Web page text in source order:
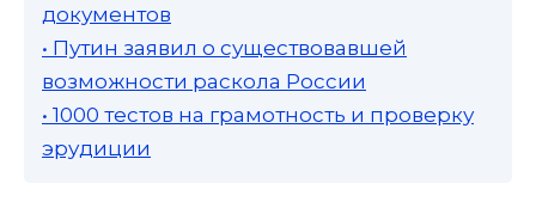
документов
• Путин заявил о существовавшей
возможности раскола России
• 1000 тестов на грамотность и проверку
эрудиции